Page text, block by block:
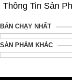
Thông Tin Sản
BÁN CHẠY NHẤT
SẢN PHẢM KHÁC